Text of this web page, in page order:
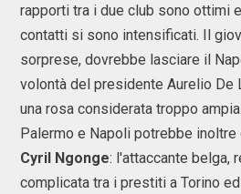
rapporti tra i due club sono ottimi
contatti si sono intensificati. Il
sorprese, dovrebbe lasciare il
volontà del presidente Aurelio De
una rosa considerata troppo
Palermo e Napoli potrebbe inoltre
Cyril Ngonge: l'attaccante belga,
complicata tra i prestiti a Torino ed